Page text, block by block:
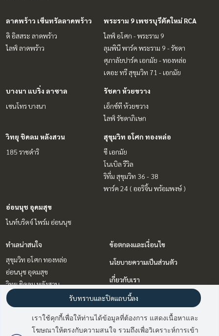
ลาดพร้าว เซ็นทรัลลาดพร้าว
ดิ อิสสระ ลาดพร้าว
ไลฟ์ ลาดพร้าว
พระราม 9 เพชรบุรีตัดใหม่ RCA
ไลฟ์ อโศก - พระราม 9
ลุมพินี พาร์ค พระราม 9 - รัชดา
ศุภาลัยปาร์ค เอกมัย - ทองหล่อ
เดอะ ทรี สุขุมวิท 71 - เอกมัย
บางนา แบริ่ง ลาซาล
เซนโทร บางนา
รัชดา ห้วยขวาง
เอ็กซ์ที ห้วยขวาง
ไลฟ์ รัชดาภิเษก
วิทยุ ชิดลม หลังสวน
185 ราชดำริ
สุขุมวิท อโศก ทองหล่อ
ซี เอกมัย
โนเบิล รีวิล
ริทึ่ม สุขุมวิท 36 - 38
พาร์ค 24 ( ออริจิ้น พร้อมพงษ์ )
อ่อนนุช อุดมสุข
ไนท์บริดจ์ ไพร์ม อ่อนนุช
ทำเลน่าสนใจ
สุขุมวิท อโศก ทองหล่อ
อ่อนนุช อุดมสุข
วิทยุ ชิดลม หลังสวน
พระราม 9 เพชรบุรีตัดใหม่ RCA
ลาดพร้าว เซ็นทรัลลาดพร้าว
รัชดา ห้วยขวาง
บางนา แบริ่ง ลาซาล
ข้อตกลงและเงื่อนไข
นโยบายความเป็นส่วนตัว
เกี่ยวกับเรา
วิธีการฝากขาย-เช่า
ติดต่อ
เราใช้คุกกี้เพื่อให้ท่านได้ข้อมูลที่ต้องการ แสดงเนื้อหาและ
โฆษณาให้ตรงกับความสนใจ รวมถึงเพื่อวิเคราะห์การเข้า
รับทราบและปิดแถบนี้ลง